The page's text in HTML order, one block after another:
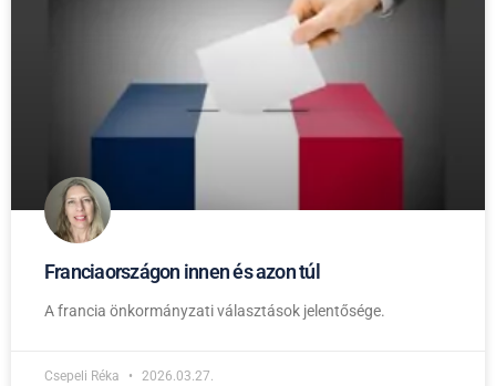
Franciaországon innen és azon túl
A francia önkormányzati választások jelentősége.
Csepeli Réka 2026.03.27.